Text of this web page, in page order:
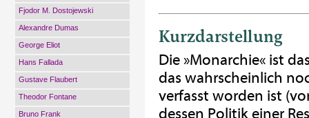
Fjodor M. Dostojewski
Alexandre Dumas
George Eliot
Hans Fallada
Gustave Flaubert
Theodor Fontane
Bruno Frank
Kurzdarstellung
Die »Monarchie« ist
das wahrscheinlich
verfasst worden ist
dessen Politik einer